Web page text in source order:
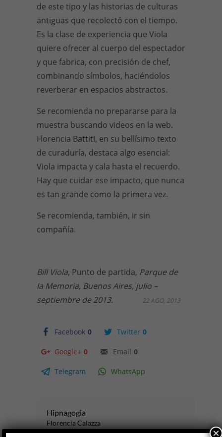
de este tipo y las historias de culturas
antiguas que recolectó con el tiempo.
Es la clase de experiencia que Viola
quiere ofrecer al cuerpo del espectador
y que fabrica, con precisión de chef,
combinando símbolos, haciéndolos
reverberar en espacios abstractos.
Se recomienda no prepararse para la
muestra buscando videos en la web.
Florencia Battiti, en su bellísimo texto
de curaduría, destaca algo esencial:
Viola impacta y cala hasta el recuerdo.
Hay que cuidar ese impacto, que nunca
es tan grande como la primera vez.
Se recomienda, también, ir sin
compañía.
Bill Viola, Punto de partida, Parque de
la Memoria, Buenos Aires, julio –
septiembre de 2013.
Facebook 0 Twitter 0
Google+ 0 Email 0
Telegram WhatsApp
22 AGO, 2013
Hipnagogia
Florencia Caiazza
ARTE ×